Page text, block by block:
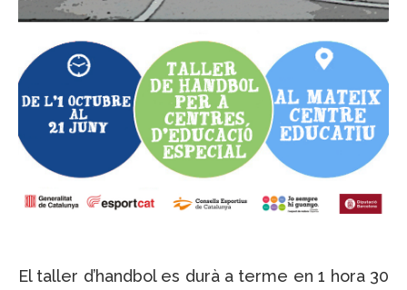
El taller d’handbol es durà a terme en 1 hora 30